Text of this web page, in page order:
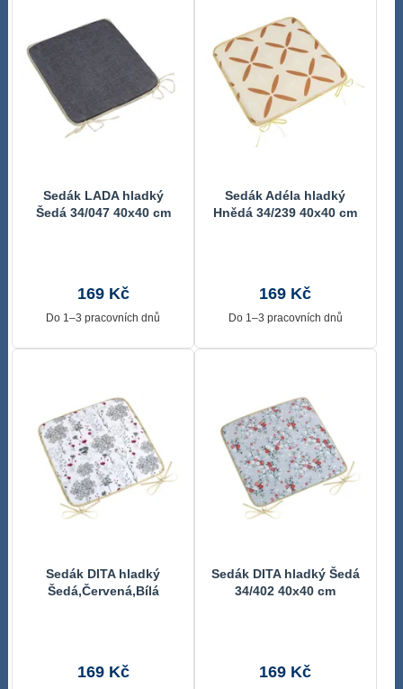
Sedák LADA hladký
Šedá 34/047 40x40 cm
169 Kč
Do 1–3 pracovních dnů
Sedák Adéla hladký
Hnědá 34/239 40x40 cm
169 Kč
Do 1–3 pracovních dnů
Sedák DITA hladký
Šedá,Červená,Bílá
169 Kč
Sedák DITA hladký Šedá
34/402 40x40 cm
169 Kč